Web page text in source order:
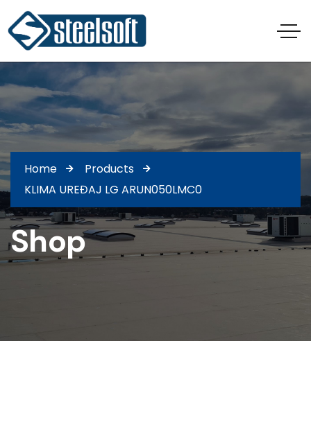
Home
Products
KLIMA UREĐAJ LG ARUN050LMC0
Shop